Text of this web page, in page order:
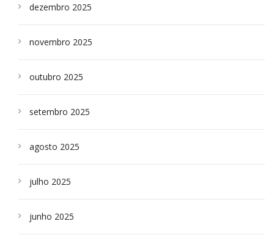
dezembro 2025
novembro 2025
outubro 2025
setembro 2025
agosto 2025
julho 2025
junho 2025